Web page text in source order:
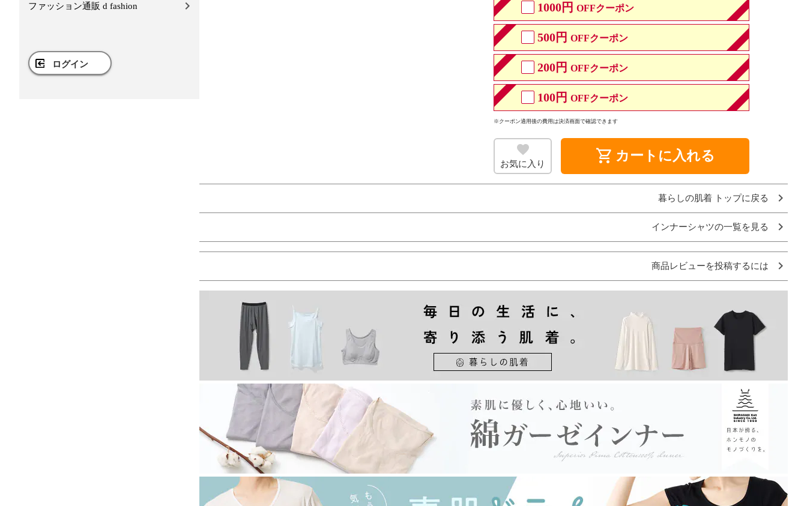
ファッション通販 d fashion
ログイン
1000円 OFFクーポン
500円 OFFクーポン
200円 OFFクーポン
100円 OFFクーポン
※クーポン適用後の費用は決済画面で確認できます
お気に入り shopping_cart カートに入れる
暮らしの肌着 トップに戻る
インナーシャツの一覧を見る
商品レビューを投稿するには